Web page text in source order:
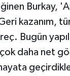
Burkay,
kazanım,
Bugün
daha net